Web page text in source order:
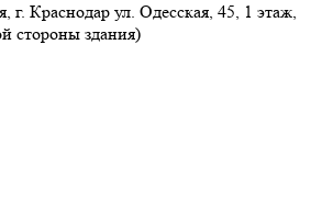
г. Краснодар ул. Одесская, 45, 1 этаж,
стороны здания)